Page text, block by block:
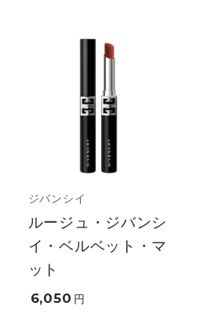
ジバンシイ
ルージュ・ジバンシ
イ・ベルベット・マ
ット
6,050 円